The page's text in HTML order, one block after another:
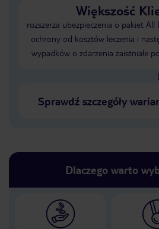
Większość
rozszerza ubezpieczenia o pakiet All
ochrony od kosztów leczenia i
wypadków o zdarzenia zaistniałe
Sprawdź szczegóły
Dlaczego warto